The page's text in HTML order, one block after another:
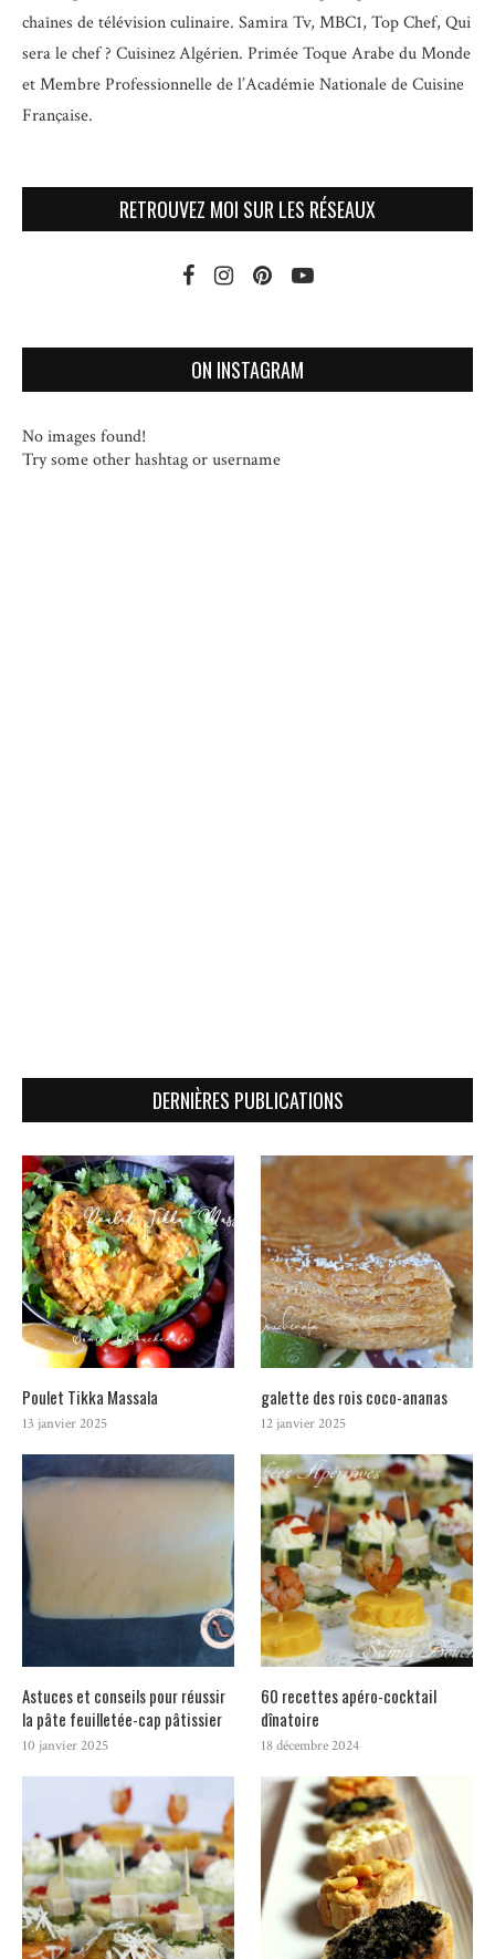
chaînes de télévision culinaire. Samira Tv, MBC1, Top Chef, Qui
sera le chef ? Cuisinez Algérien. Primée Toque Arabe du Monde
etMembre Professionnelle de l’Académie Nationale de Cuisine
Française.
RETROUVEZ MOI SUR LES RÉSEAUX
ON INSTAGRAM
No images found!
Try some other hashtag or username
DERNIÈRES PUBLICATIONS
Poulet Tikka Massala
13 janvier 2025
galette des rois coco-ananas
12 janvier 2025
Astuces et conseils pour réussir
la pâte feuilletée-cap pâtissier
10 janvier 2025
60 recettes apéro-cocktail
dînatoire
18 décembre 2024